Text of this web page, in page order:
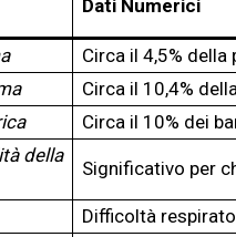
Dati Numerici
Circa il 4,5%
Circa il 10,4%
Circa il 10% dei
della
Significativo per
Difficoltà